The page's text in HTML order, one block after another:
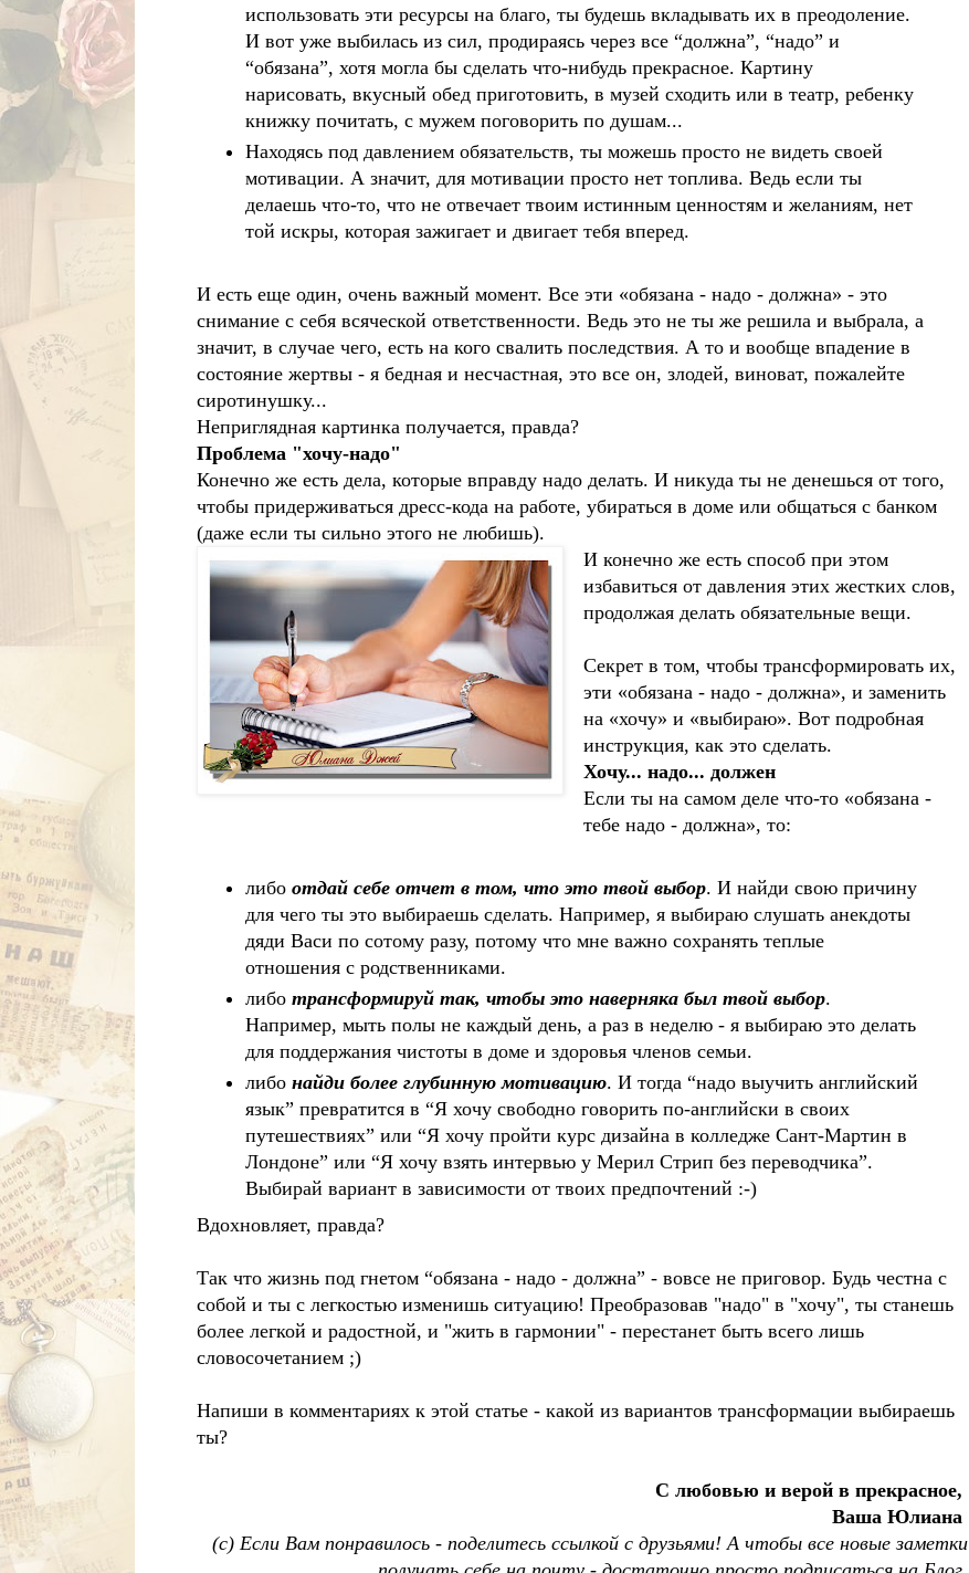
использовать эти ресурсы на благо, ты будешь вкладывать их в преодоление.
И вот уже выбилась из сил, продираясь через все “должна”, “надо” и
“обязана”, хотя могла бы сделать что-нибудь прекрасное. Картину
нарисовать, вкусный обед приготовить, в музей сходить или в театр, ребенку
книжку почитать, с мужем поговорить по душам...
Находясь под давлением обязательств, ты можешь просто не видеть своей
мотивации. А значит, для мотивации просто нет топлива. Ведь если ты
делаешь что-то, что не отвечает твоим истинным ценностям и желаниям, нет
той искры, которая зажигает и двигает тебя вперед.
И есть еще один, очень важный момент. Все эти «обязана - надо - должна» - это
снимание с себя всяческой ответственности. Ведь это не ты же решила и выбрала, а
значит, в случае чего, есть на кого свалить последствия. А то и вообще впадение в
состояние жертвы - я бедная и несчастная, это все он, злодей, виноват, пожалейте
сиротинушку...
Неприглядная картинка получается, правда?
Проблема "хочу-надо"
Конечно же есть дела, которые вправду надо делать. И никуда ты не денешься от того,
чтобы придерживаться дресс-кода на работе, убираться в доме или общаться с банком
(даже если ты сильно этого не любишь).
И конечно же есть способ при этом
избавиться от давления этих жестких слов,
продолжая делать обязательные вещи.
Секрет в том, чтобы трансформировать их,
эти «обязана - надо - должна», и заменить
на «хочу» и «выбираю». Вот подробная
инструкция, как это сделать.
Хочу... надо... должен
Если ты на самом деле что-то «обязана -
тебе надо - должна», то:
либо отдай себе отчет в том, что это твой выбор. И найди свою причину
для чего ты это выбираешь сделать. Например, я выбираю слушать анекдоты
дяди Васи по сотому разу, потому что мне важно сохранять теплые
отношения с родственниками.
либо трансформируй так, чтобы это наверняка был твой выбор.
Например, мыть полы не каждый день, а раз в неделю - я выбираю это делать
для поддержания чистоты в доме и здоровья членов семьи.
либо найди более глубинную мотивацию. И тогда “надо выучить английский
язык” превратится в “Я хочу свободно говорить по-английски в своих
путешествиях” или “Я хочу пройти курс дизайна в колледже Сант-Мартин в
Лондоне” или “Я хочу взять интервью у Мерил Стрип без переводчика”.
Выбирай вариант в зависимости от твоих предпочтений :-)
Вдохновляет, правда?
Так что жизнь под гнетом “обязана - надо - должна” - вовсе не приговор. Будь честна с
собой и ты с легкостью изменишь ситуацию! Преобразовав "надо" в "хочу", ты станешь
более легкой и радостной, и "жить в гармонии" - перестанет быть всего лишь
словосочетанием ;)
Напиши в комментариях к этой статье - какой из вариантов трансформации выбираешь
ты?
C любовью и верой в прекрасное,
Ваша Юлиана
(с) Если Вам понравилось - поделитесь ссылкой с друзьями! А чтобы все новые заметки